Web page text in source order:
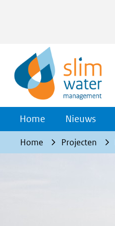
het
gebruik
van
cookies
deze
Home Nieuws
Home Projecten